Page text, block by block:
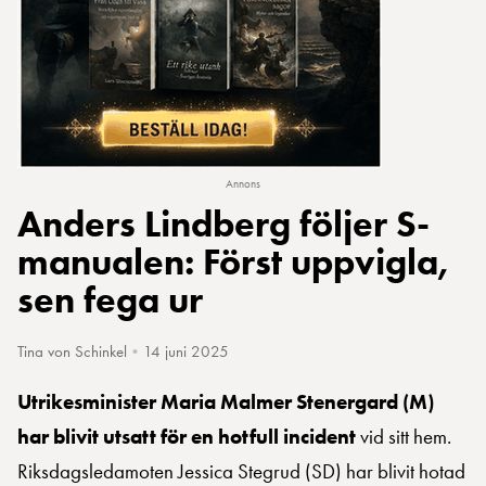
Annons
Anders Lindberg följer S-
manualen: Först uppvigla,
sen fega ur
Tina von Schinkel • 14 juni 2025
Utrikesminister Maria Malmer Stenergard (M)
har blivit utsatt för en hotfull incidentvid sitt hem.
Riksdagsledamoten Jessica Stegrud (SD) har blivit hotad